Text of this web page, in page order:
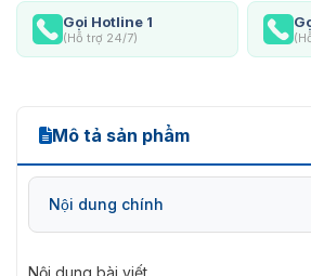
Gọi Hotline 1
(Hỗ trợ 24/7)
Mô tả sản phẩm
Nội dung chính
Nội dung bài viết